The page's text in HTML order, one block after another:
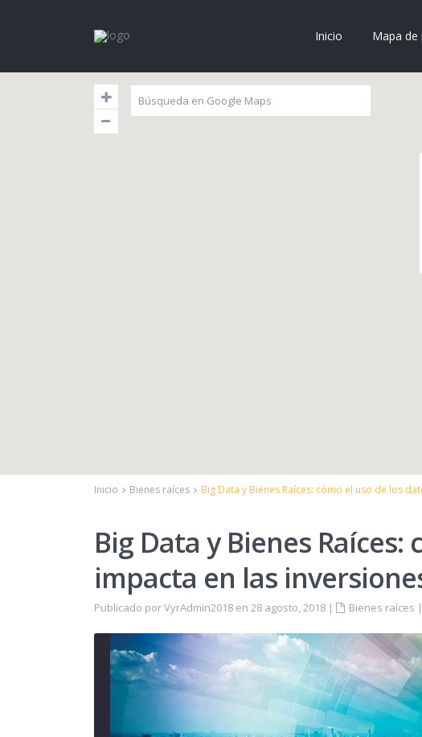
Inicio Mapa de
Inicio Bienes raíces Big Data y Bienes Raíces: cómo el uso de los
Big Data y Bienes
impacta en las
Publicado por VyrAdmin2018 en 28 agosto, 2018 | Bienes raíces |